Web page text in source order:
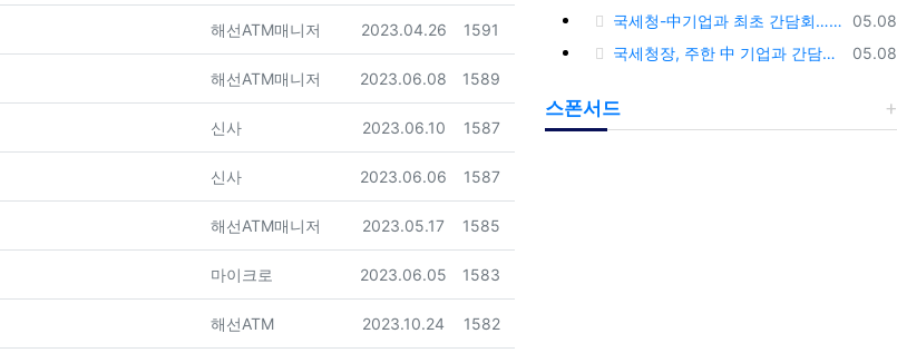
등록자
해선ATM매니저 등록일
2023.04.26 조회
1591
등록자
해선ATM매니저 등록일
2023.06.08 조회
1589
등록자
신사 등록일
2023.06.10 조회
1587
등록자
신사 등록일
2023.06.06 조회
1587
등록자
해선ATM매니저 등록일
2023.05.17 조회
1585
등록자
마이크로 등록일
2023.06.05 조회
1583
등록자
해선ATM 등록일
2023.10.24 조회
1582
등록일
05.08
국세청-中기업과 최초 간담회…외국기업 세제혜택 등 논의
등록일
05.08
국세청장, 주한 中 기업과 간담회…“차별없는 공정과세 약속”
스폰서드